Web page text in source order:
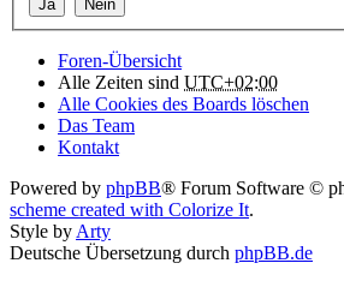
Foren-Übersicht
Alle Zeiten sind UTC+02:00
Alle Cookies des Boards löschen
Das Team
Kontakt
Powered by phpBB® Forum Software ©
scheme created with Colorize It.
Style by Arty
Deutsche Übersetzung durch phpBB.de